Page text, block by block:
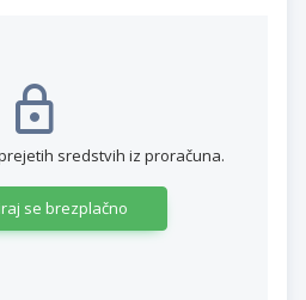
sredstvih iz proračuna.
se brezplačno